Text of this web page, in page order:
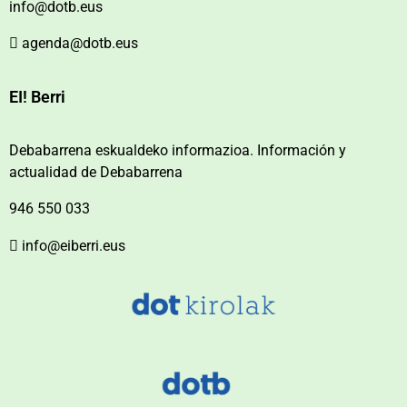
info@dotb.eus
agenda@dotb.eus
EI! Berri
Debabarrena eskualdeko informazioa. Información y
actualidad de Debabarrena
946 550 033
info@eiberri.eus